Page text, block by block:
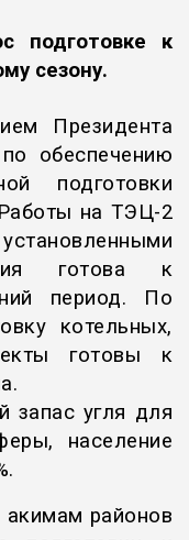
подготовке к
сезону.
Президента
обеспечению
подготовки
на ТЭЦ-2
готова к
период. По
котельных,
готовы к
запас угля для
население
акимам районов